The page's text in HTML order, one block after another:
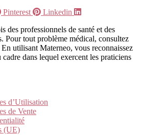
Pinterest
Linkedin
des professionnels de santé et des
Pour tout problème médical, consultez
utilisant Materneo, vous reconnaissez
dans lequel exercent les praticiens
d’Utilisation
de Vente
(UE)